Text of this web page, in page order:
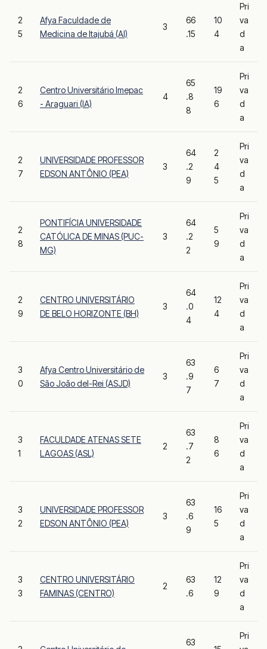
2
5
Afya Faculdade de
Medicina de Itajubá (AI)
3
66
.15
10
4
Pri
va
d
a
2
6
Centro Universitário Imepac
- Araguari (IA)
4
65
.8
8
19
6
Pri
va
d
a
2
7
UNIVERSIDADE PROFESSOR
EDSON ANTÔNIO (PEA)
3
64
.2
9
2
4
5
Pri
va
d
a
2
8
PONTIFÍCIA UNIVERSIDADE
CATÓLICA DE MINAS (PUC-
MG)
3
64
.2
2
5
9
Pri
va
d
a
2
9
CENTRO UNIVERSITÁRIO
DE BELO HORIZONTE (BH)
3
64
.0
4
12
4
Pri
va
d
a
3
0
Afya Centro Universitário de
São João del-Rei (ASJD)
3
63
.9
7
6
7
Pri
va
d
a
3
1
FACULDADE ATENAS SETE
LAGOAS (ASL)
2
63
.7
2
8
6
Pri
va
d
a
3
2
UNIVERSIDADE PROFESSOR
EDSON ANTÔNIO (PEA)
3
63
.6
9
16
5
Pri
va
d
a
3
3
CENTRO UNIVERSITÁRIO
FAMINAS (CENTRO)
2
63
.6
12
9
Pri
va
d
a
63
Pri